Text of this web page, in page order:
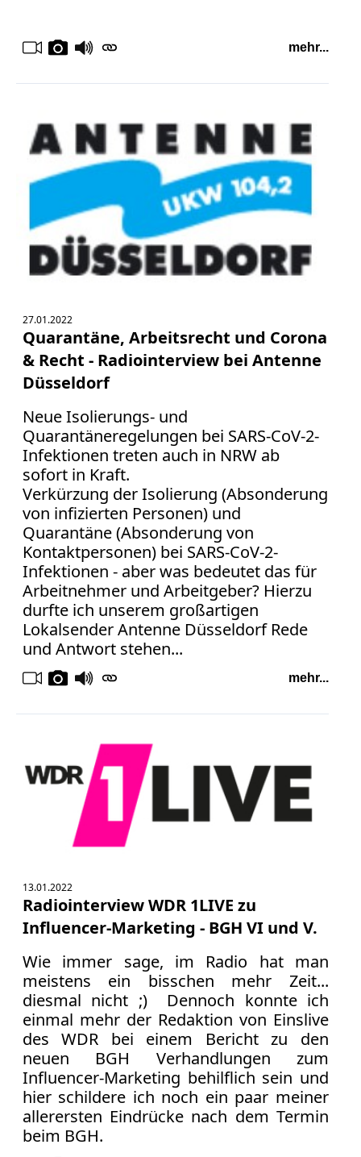
mehr...
27.01.2022
Quarantäne, Arbeitsrecht und Corona
& Recht - Radiointerview bei Antenne
Düsseldorf
Neue Isolierungs- und
Quarantäneregelungen bei SARS-CoV-2-
Infektionen treten auch in NRW ab
sofort in Kraft.
Verkürzung der Isolierung (Absonderung
von infizierten Personen) und
Quarantäne (Absonderung von
Kontaktpersonen) bei SARS-CoV-2-
Infektionen - aber was bedeutet das für
Arbeitnehmer und Arbeitgeber? Hierzu
durfte ich unserem großartigen
Lokalsender Antenne Düsseldorf Rede
und Antwort stehen...
mehr...
13.01.2022
Radiointerview WDR 1LIVE zu
Influencer-Marketing - BGH VI und V.
Wie immer sage, im Radio hat man
meistens ein bisschen mehr Zeit...
diesmal nicht ;) Dennoch konnte ich
einmal mehr der Redaktion von Einslive
des WDR bei einem Bericht zu den
neuen BGH Verhandlungen zum
Influencer-Marketing behilflich sein und
hier schildere ich noch ein paar meiner
allerersten Eindrücke nach dem Termin
beim BGH.